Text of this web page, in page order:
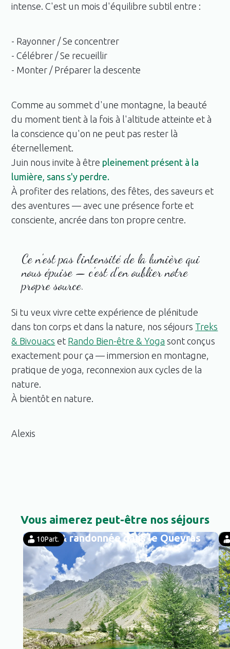
intense. C'est un mois d'équilibre subtil entre :
- Rayonner / Se concentrer
- Célébrer / Se recueillir
- Monter / Préparer la descente
Comme au sommet d'une montagne, la beauté
du moment tient à la fois à l'altitude atteinte et à
la conscience qu'on ne peut pas rester là
éternellement.
Juin nous invite à être pleinement présent à la
lumière, sans s'y perdre.
À profiter des relations, des fêtes, des saveurs et
des aventures — avec une présence forte et
consciente, ancrée dans ton propre centre.
Ce n'est pas l'intensité de la lumière qui
nous épuise — c'est d'en oublier notre
propre source.
Si tu veux vivre cette expérience de plénitude
dans ton corps et dans la nature, nos séjours Treks
& Bivouacs et Rando Bien-être & Yoga sont conçus
exactement pour ça — immersion en montagne,
pratique de yoga, reconnexion aux cycles de la
nature.
À bientôt en nature.
Alexis
Vous aimerez peut-être nos séjours
Yoga & randonnée dans le Queyras
10Part.